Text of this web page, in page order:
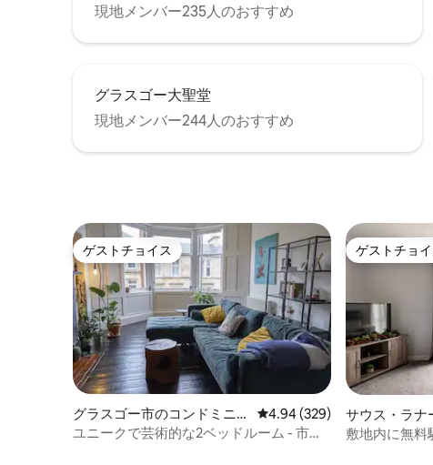
現地メンバー235人のおすすめ
グラスゴー大聖堂
現地メンバー244人のおすすめ
ゲストチョイス
ゲストチョイス
グラスゴー市のコンドミニア
ム
レビュー329件、5つ星中
4.94 (329)
ユニークで芸術的な2ベッドルーム - 市内
ゲストチョ
ゲストチョ
サウス・ラナ
ンドミニアム
敷地内に無料